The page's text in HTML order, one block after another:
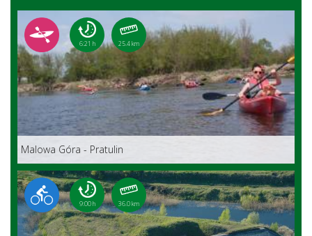
6:21 h 25.4 km
Malowa Góra - Pratulin
9:00 h 36.0 km